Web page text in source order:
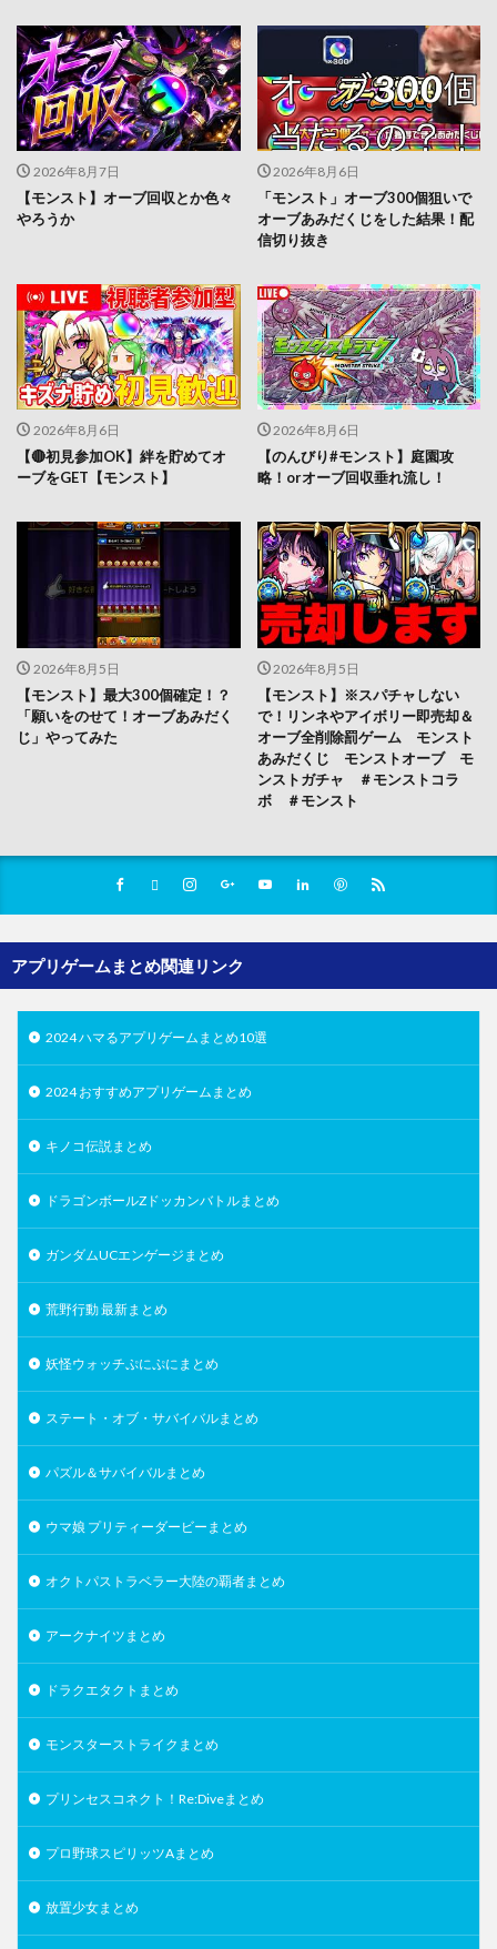
2026年8月7日
【モンスト】オーブ回収とか色々
やろうか
2026年8月6日
「モンスト」オーブ300個狙いで
オーブあみだくじをした結果！配
信切り抜き
2026年8月6日
【🔴初見参加OK】絆を貯めてオ
ーブをGET【モンスト】
2026年8月6日
【のんびり#モンスト】庭園攻
略！orオーブ回収垂れ流し！
2026年8月5日
【モンスト】最大300個確定！？
「願いをのせて！オーブあみだく
じ」やってみた
2026年8月5日
【モンスト】※スパチャしない
で！リンネやアイボリー即売却＆
オーブ全削除罰ゲーム モンスト
あみだくじ モンストオーブ モ
ンストガチャ ＃モンストコラ
ボ ＃モンスト
アプリゲームまとめ関連リンク
2024 ハマるアプリゲームまとめ10選
2024 おすすめアプリゲームまとめ
キノコ伝説まとめ
ドラゴンボールZドッカンバトルまとめ
ガンダムUCエンゲージまとめ
荒野行動 最新まとめ
妖怪ウォッチぷにぷにまとめ
ステート・オブ・サバイバルまとめ
パズル＆サバイバルまとめ
ウマ娘 プリティーダービーまとめ
オクトパストラベラー大陸の覇者まとめ
アークナイツまとめ
ドラクエタクトまとめ
モンスターストライクまとめ
プリンセスコネクト！Re:Diveまとめ
プロ野球スピリッツAまとめ
放置少女まとめ